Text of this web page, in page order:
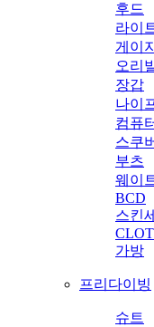
후드
라이
게이지
오리
장갑
나이
컴퓨
스쿠
부츠
웨이
BCD
스킨
가방
프리다이빙
슈트